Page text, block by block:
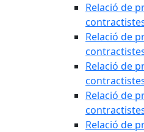
Relació de
Relació de
Relació de
Relació de
Relació de